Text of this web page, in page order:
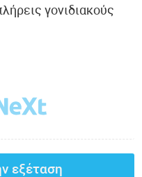
γονιδιακούς
εξέταση